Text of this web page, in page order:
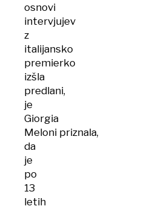
osnovi
intervjujev
z
italijansko
premierko
izšla
predlani,
je
Giorgia
Meloni priznala,
da
je
po
13
letih